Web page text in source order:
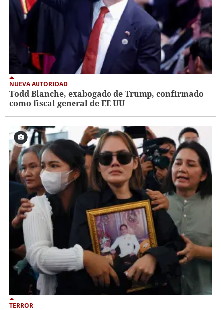
NUEVA AUTORIDAD
Todd Blanche, exabogado de Trump, confirmado
como fiscal general de EE UU
TERROR